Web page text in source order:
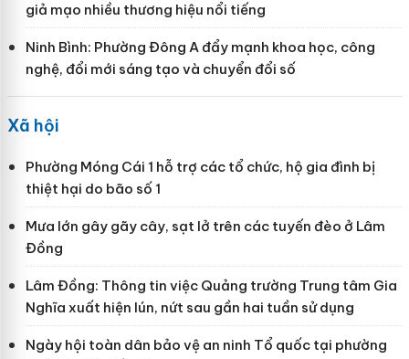
giả mạo nhiều thương hiệu nổi tiếng
Ninh Bình: Phường Đông A đẩy mạnh khoa học, công
nghệ, đổi mới sáng tạo và chuyển đổi số
Xã hội
Phường Móng Cái 1 hỗ trợ các tổ chức, hộ gia đình bị
thiệt hại do bão số 1
Mưa lớn gây gãy cây, sạt lở trên các tuyến đèo ở Lâm
Đồng
Lâm Đồng: Thông tin việc Quảng trường Trung tâm Gia
Nghĩa xuất hiện lún, nứt sau gần hai tuần sử dụng
Ngày hội toàn dân bảo vệ an ninh Tổ quốc tại phường